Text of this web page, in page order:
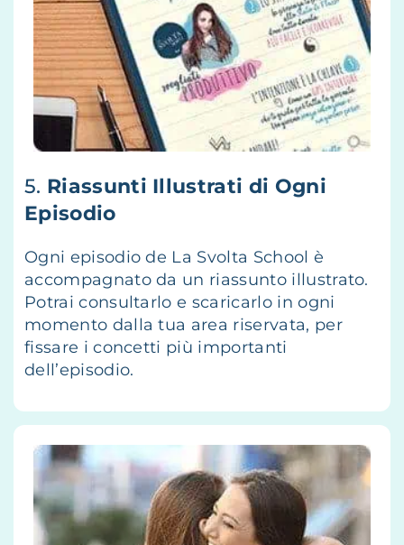
5. Riassunti Illustrati di Ogni
Episodio
Ogni episodio de La Svolta School è
accompagnato da un riassunto illustrato.
Potrai consultarlo e scaricarlo in ogni
momento dalla tua area riservata, per
fissare i concetti più importanti
dell’episodio.